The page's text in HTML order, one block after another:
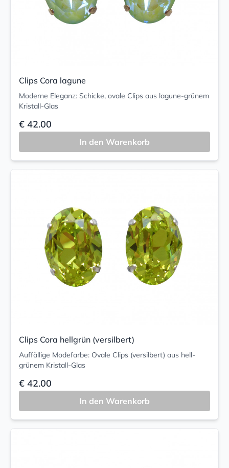
Clips Cora lagune
Moderne Eleganz: Schicke, ovale Clips aus lagune-grünem
Kristall-Glas
€ 42.00
In den Warenkorb
Clips Cora hellgrün (versilbert)
Auffällige Modefarbe: Ovale Clips (versilbert) aus hell-
grünem Kristall-Glas
€ 42.00
In den Warenkorb